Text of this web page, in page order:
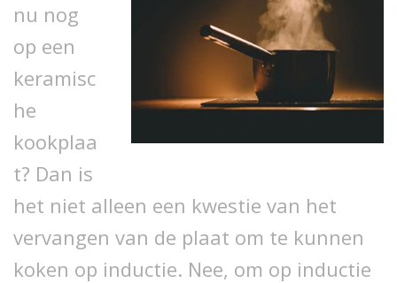
nu nog
op een
keramisc
he
kookplaa
t? Dan is
het niet alleen een kwestie van het
vervangen van de plaat om te kunnen
koken op inductie. Nee, om op inductie